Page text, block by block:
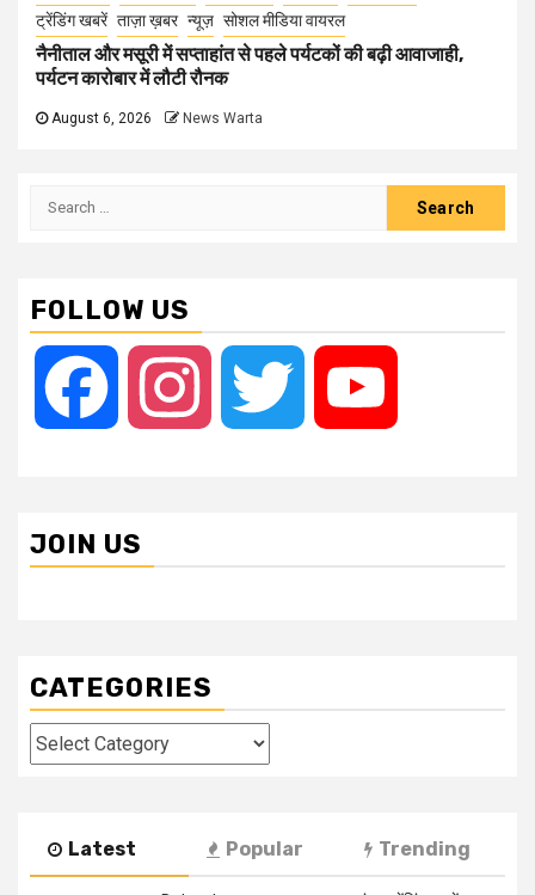
ट्रेंडिंग खबरें ताज़ा ख़बर न्यूज़ सोशल मीडिया वायरल
नैनीताल और मसूरी में सप्ताहांत से पहले पर्यटकों की बढ़ी आवाजाही,
पर्यटन कारोबार में लौटी रौनक
August 6, 2026 News Warta
Search
FOLLOW US
Facebook Instagram Twitter
JOIN US
CATEGORIES
Categories
Latest Popular Trending